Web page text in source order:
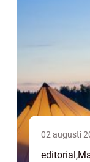
02 augusti
editorial,